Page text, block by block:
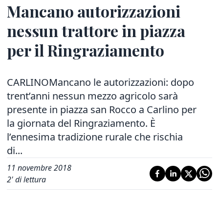
Mancano autorizzazioni
nessun trattore in piazza
per il Ringraziamento
CARLINOMancano le autorizzazioni: dopo
trent’anni nessun mezzo agricolo sarà
presente in piazza san Rocco a Carlino per
la giornata del Ringraziamento. È
l’ennesima tradizione rurale che rischia
di...
11 novembre 2018
2' di lettura